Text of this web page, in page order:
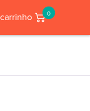
carrinho 0